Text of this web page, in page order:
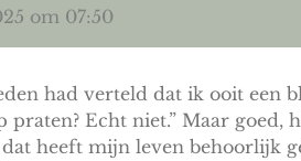
om 07:50
had verteld dat ik ooit een
praten? Echt niet.” Maar
heeft mijn leven behoorlijk